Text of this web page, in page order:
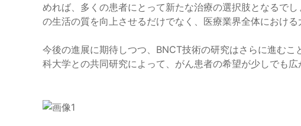
めれば、多くの患者にとって新たな治療の選択肢となるで
の生活の質を向上させるだけでなく、医療業界全体における
今後の進展に期待しつつ、BNCT技術の研究はさらに進む
科大学との共同研究によって、がん患者の希望が少しでも広